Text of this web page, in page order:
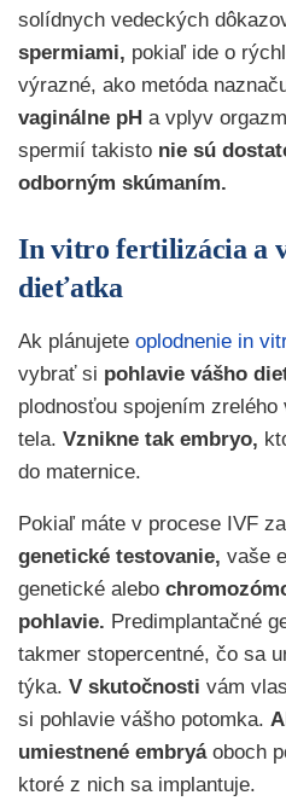
solídnych vedeckých
spermiami, pokiaľ ide o
výrazné, ako metóda
vaginálne pH a vplyv
spermií takisto nie sú
odborným skúmaním.
In vitro fertilizácia a
dieťatka
Ak plánujete oplodnenie in
vybrať si pohlavie vášho
plodnosťou spojením
tela. Vznikne tak embryo,
do maternice.
Pokiaľ máte v procese IVF
genetické testovanie, vaše
genetické alebo
pohlavie. Predimplantačné
takmer stopercentné, čo sa
týka. V skutočnosti vám
si pohlavie vášho potomka.
umiestnené embryáoboch
ktoré z nich sa implantuje.